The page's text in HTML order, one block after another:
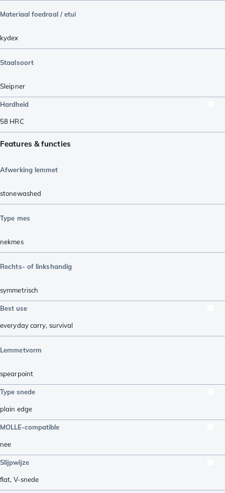
Materiaal foedraal / etui
kydex
Staalsoort
Sleipner
Hardheid
58 HRC
Features & functies
Afwerking lemmet
stonewashed
Type mes
nekmes
Rechts- of linkshandig
symmetrisch
Best use
everyday carry, survival
Lemmetvorm
spearpoint
Type snede
plain edge
MOLLE-compatible
nee
Slijpwijze
flat, V-snede